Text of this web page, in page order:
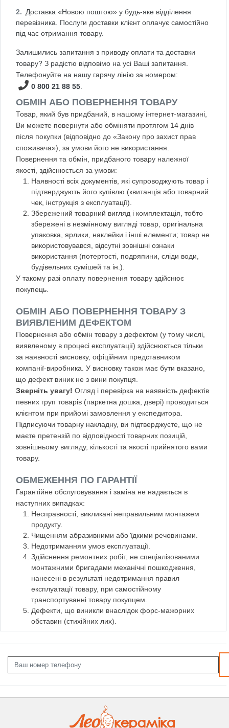
Доставка «Новою поштою» у будь-яке відділення
перевізника. Послуги доставки клієнт оплачує самостійно
під час отримання товару.
Залишились запитання з приводу оплати та доставки
товару? З радістю відповімо на усі Ваші запитання.
Телефонуйте на нашу гарячу лінію за номером:
0 800 21 88 55
ОБМІН АБО ПОВЕРНЕННЯ ТОВАРУ
Товар, який був придбаний, в нашому інтернет-магазині,
Ви можете повернути або обміняти протягом 14 днів
після покупки (відповідно до «Закону про захист прав
споживача»), за умови його не використання.
Повернення та обмін, придбаного товару належної
якості, здійснюється за умови:
Наявності всіх документів, які супроводжують товар і
підтверджують його купівлю (квитанція або товарний
чек, інструкція з експлуатації).
Збережений товарний вигляд і комплектація, тобто
збережені в незмінному вигляді товар, оригінальна
упаковка, ярлики, наклейки і інші елементи; товар не
використовувався, відсутні зовнішні ознаки
використання (потертості, подряпини, сліди води,
будівельних сумішей та ін.).
У такому разі оплату повернення товару здійснює
покупець.
ОБМІН АБО ПОВЕРНЕННЯ ТОВАРУ З
ВИЯВЛЕНИМ ДЕФЕКТОМ
Повернення або обмін товару з дефектом (у тому числі,
виявленому в процесі експлуатації) здійснюється тільки
за наявності висновку, офіційним представником
компанії-виробника. У висновку також має бути вказано,
що дефект виник не з вини покупця.
Зверніть увагу! Огляд і перевірка на наявність дефектів
певних груп товарів (паркетна дошка, двері) проводиться
клієнтом при прийомі замовлення у експедитора.
Підписуючи товарну накладну, ви підтверджуєте, що не
маєте претензій по відповідності товарних позицій,
зовнішньому вигляду, кількості та якості прийнятого вами
товару.
ОБМЕЖЕННЯ ПО ГАРАНТІЇ
Гарантійне обслуговування і заміна не надається в
наступних випадках:
Несправності, викликані неправильним монтажем
продукту.
Чищенням абразивними або їдкими речовинами.
Недотриманням умов експлуатації.
Здійснення ремонтних робіт, не спеціалізованими
монтажними бригадами механічні пошкодження,
нанесені в результаті недотримання правил
експлуатації товару, при самостійному
транспортуванні товару покупцем.
Дефекти, що виникли внаслідок форс-мажорних
обставин (стихійних лих).